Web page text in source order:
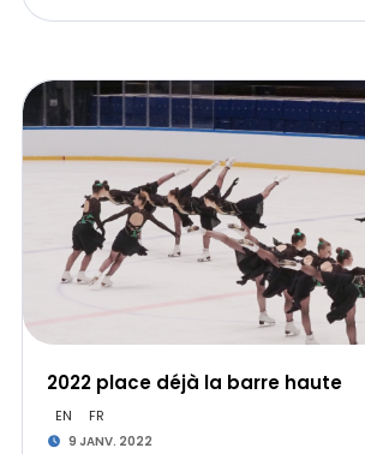
2022 place déjà la barre haute
EN FR
9 JANV. 2022